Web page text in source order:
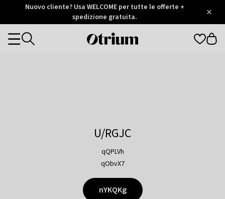
Otrium
Trustpilot
Nuovo cliente? Usa WELCOME per tutte le offerte +
spedizione gratuita.
Otrium
Categories
U/RGJC
qQPLVh
qObvX7
nYKQKg